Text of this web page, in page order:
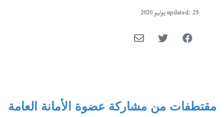
updated: 25 يونيو 2020
مقتطفات من مشاركة عضوة الأمانة العامة